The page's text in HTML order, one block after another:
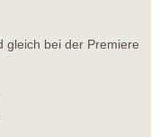
gleich bei der Premiere